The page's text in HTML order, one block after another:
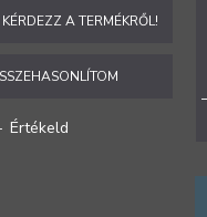
Értékeld
KÉRDEZZ A TERMÉKRŐL!